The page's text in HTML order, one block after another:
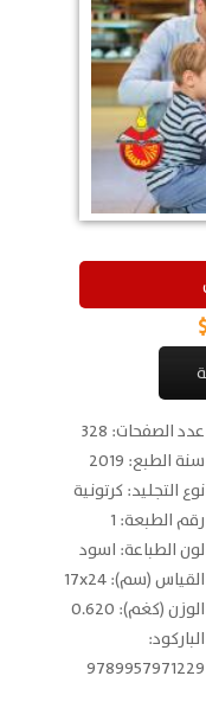
عدد الصفحات: 328
سنة الطبع: 2019
نوع التجليد: كرتونية
رقم الطبعة: 1
لون الطباعة: اسود
القياس (سم): 17x24
الوزن (كغم): 0.620
الباركود:
9789957971229